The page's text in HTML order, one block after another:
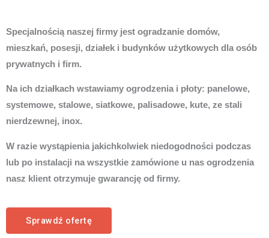
Specjalnością naszej firmy jest ogradzanie domów,
mieszkań, posesji, działek i budynków użytkowych dla osób
prywatnych i firm.
Na ich działkach wstawiamy ogrodzenia i płoty: panelowe,
systemowe, stalowe, siatkowe, palisadowe, kute, ze stali
nierdzewnej, inox.
W razie wystąpienia jakichkolwiek niedogodności podczas
lub po instalacji na wszystkie zamówione u nas ogrodzenia
nasz klient otrzymuje gwarancję od firmy.
Sprawdź ofertę